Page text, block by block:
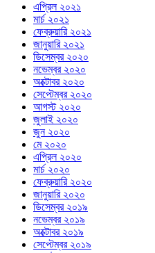
এপ্রিল ২০২১
মার্চ ২০২১
ফেব্রুয়ারি ২০২১
জানুয়ারি ২০২১
ডিসেম্বর ২০২০
নভেম্বর ২০২০
অক্টোবর ২০২০
সেপ্টেম্বর ২০২০
আগস্ট ২০২০
জুলাই ২০২০
জুন ২০২০
মে ২০২০
এপ্রিল ২০২০
মার্চ ২০২০
ফেব্রুয়ারি ২০২০
জানুয়ারি ২০২০
ডিসেম্বর ২০১৯
নভেম্বর ২০১৯
অক্টোবর ২০১৯
সেপ্টেম্বর ২০১৯